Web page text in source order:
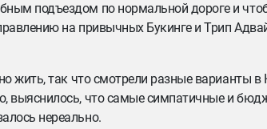
подъездом по нормальной дороге и
на привычных Букинге и Трип
жить, так что смотрели разные варианты
выяснилось, что самые симпатичные и
нереально.